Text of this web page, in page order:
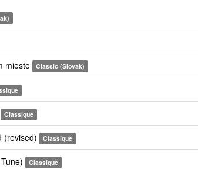
mieste Classic (Slovak)
Classique
(revised) Classique
Classique